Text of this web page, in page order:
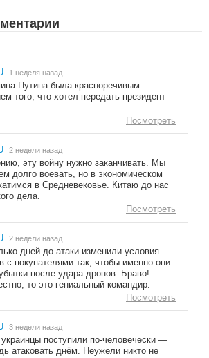
1 неделя назад
Путина была красноречивым
того, что хотел передать президент
Посмотреть
2 недели назад
эту войну нужно заканчивать. Мы
долго воевать, но в экономическом
в Средневековье. Китаю до нас
дела.
Посмотреть
2 недели назад
дней до атаки изменили условия
с покупателями так, чтобы именно они
после удара дронов. Браво!
то это гениальный командир.
Посмотреть
3 недели назад
поступили по-человечески —
атаковать днём. Неужели никто не